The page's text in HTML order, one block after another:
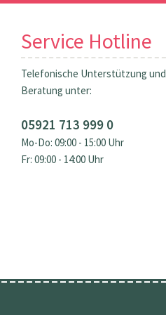
Service Hotline
Telefonische Unterstützung und
Beratung unter:
05921 713 999 0
Mo-Do: 09:00 - 15:00 Uhr
Fr: 09:00 - 14:00 Uhr